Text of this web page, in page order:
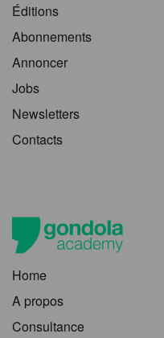
Éditions
Abonnements
Annoncer
Jobs
Newsletters
Contacts
Home
A propos
Consultance